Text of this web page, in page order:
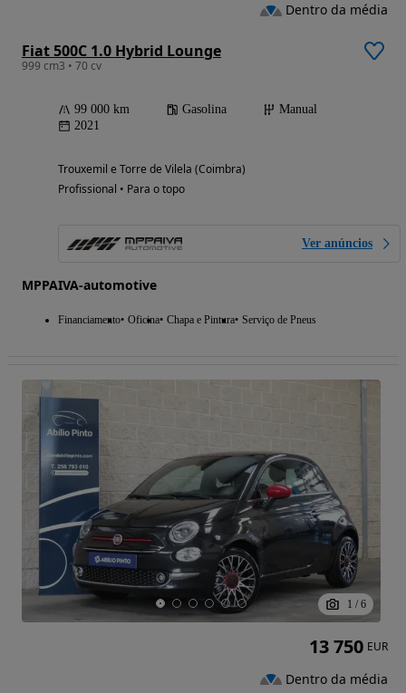
Fiat 500C 1.0 Hybrid Lounge
999 cm3 • 70 cv
99 000 km Gasolina
Manual
2021
Trouxemil e Torre de Vilela (Coimbra)
Profissional • Para o topo
Ver anúncios
MPPAIVA-automotive
Financiamento Oficina Chapa e Pintura Serviço de Pneus
Dentro da média
1 / 6
13 750 EUR
Dentro da média